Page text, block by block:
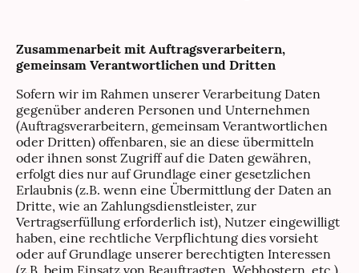
Zusammenarbeit mit Auftragsverarbeitern,
gemeinsam Verantwortlichen und Dritten
Sofern wir im Rahmen unserer Verarbeitung Daten
gegenüber anderen Personen und Unternehmen
(Auftragsverarbeitern, gemeinsam Verantwortlichen
oder Dritten) offenbaren, sie an diese übermitteln
oder ihnen sonst Zugriff auf die Daten gewähren,
erfolgt dies nur auf Grundlage einer gesetzlichen
Erlaubnis (z.B. wenn eine Übermittlung der Daten an
Dritte, wie an Zahlungsdienstleister, zur
Vertragserfüllung erforderlich ist), Nutzer eingewilligt
haben, eine rechtliche Verpflichtung dies vorsieht
oder auf Grundlage unserer berechtigten Interessen
(z.B. beim Einsatz von Beauftragten, Webhostern, etc.).